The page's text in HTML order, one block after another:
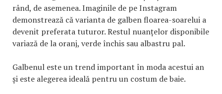
rând, de asemenea. Imaginile de pe Instagram
demonstrează că varianta de galben floarea-soarelui a
devenit preferata tuturor. Restul nuanțelor disponibile
variază de la oranj, verde închis sau albastru pal.
Galbenul este un trend important în moda acestui an
și este alegerea ideală pentru un costum de baie.